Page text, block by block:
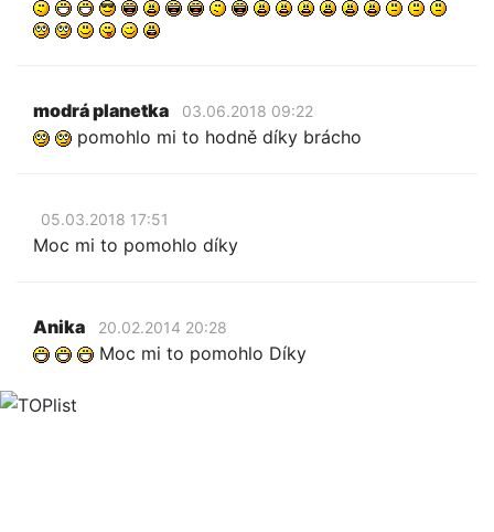
modrá planetka 03.06.2018 09:22
pomohlo mi to hodně díky brácho
05.03.2018 17:51
Moc mi to pomohlo díky
Anika 20.02.2014 20:28
Moc mi to pomohlo Díky